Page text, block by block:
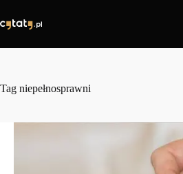
treści
Tag niepełnosprawni